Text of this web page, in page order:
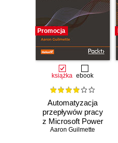
Promocja
książka ebook
Automatyzacja
przepływów pracy
z Microsoft Power
Automate.
Aaron Guilmette